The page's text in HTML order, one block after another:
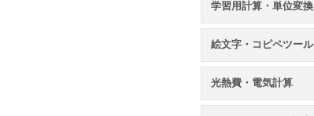
学習用計算・単位変換
絵文字・コピペツール
光熱費・電気計算